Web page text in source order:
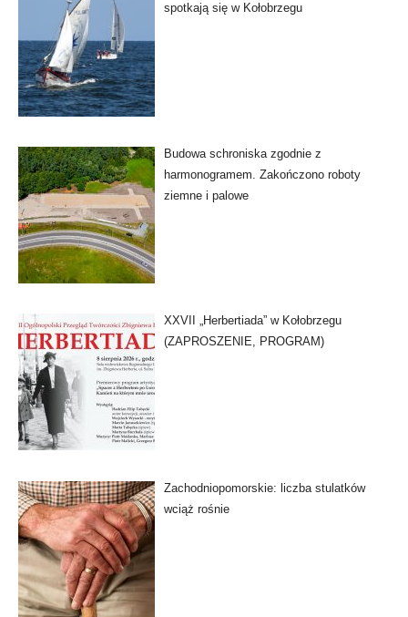
spotkają się w Kołobrzegu
Budowa schroniska zgodnie z
harmonogramem. Zakończono roboty
ziemne i palowe
XXVII „Herbertiada” w Kołobrzegu
(ZAPROSZENIE, PROGRAM)
Zachodniopomorskie: liczba stulatków
wciąż rośnie